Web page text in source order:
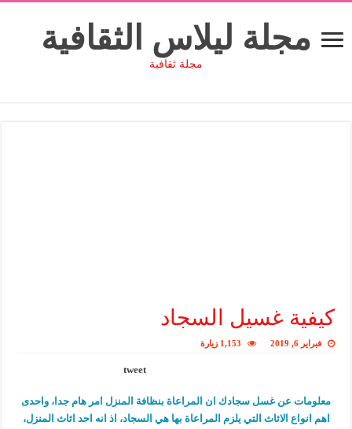
مجلة ليلاس الثقافية
مجلة ثقافية
كيفية غسيل السجاد
فبراير 6, 2019 1,153 زيارة
tweet
معلومات عن غسل سجادك ان المراعاة بنظافة المنزل امر هام جدا، واحدى
اهم انواع الاثاث التي يلزم المراعاة بها هي السجاد، اذ انه احد اثاث المنزل،